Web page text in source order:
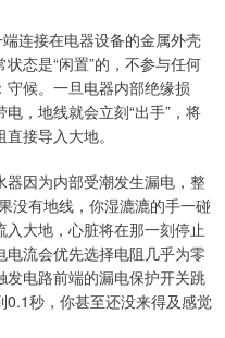
连接在电器设备的金属外壳
态是“闲置”的，不参与任何
候。一旦电器内部绝缘损
，地线就会立刻“出手”，将
接导入大地。
因为内部受潮发生漏电，整
没有地线，你湿漉漉的手一碰
大地，心脏将在那一刻停止
流会优先选择电阻几乎为零
电路前端的漏电保护开关跳
0.1秒，你甚至还没来得及感觉